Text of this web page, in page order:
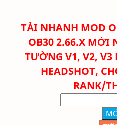
TẢI NHANH MOD
OB30 2.66.X MỚI
TƯỜNG V1, V2, V3
HEADSHOT,
RANK/